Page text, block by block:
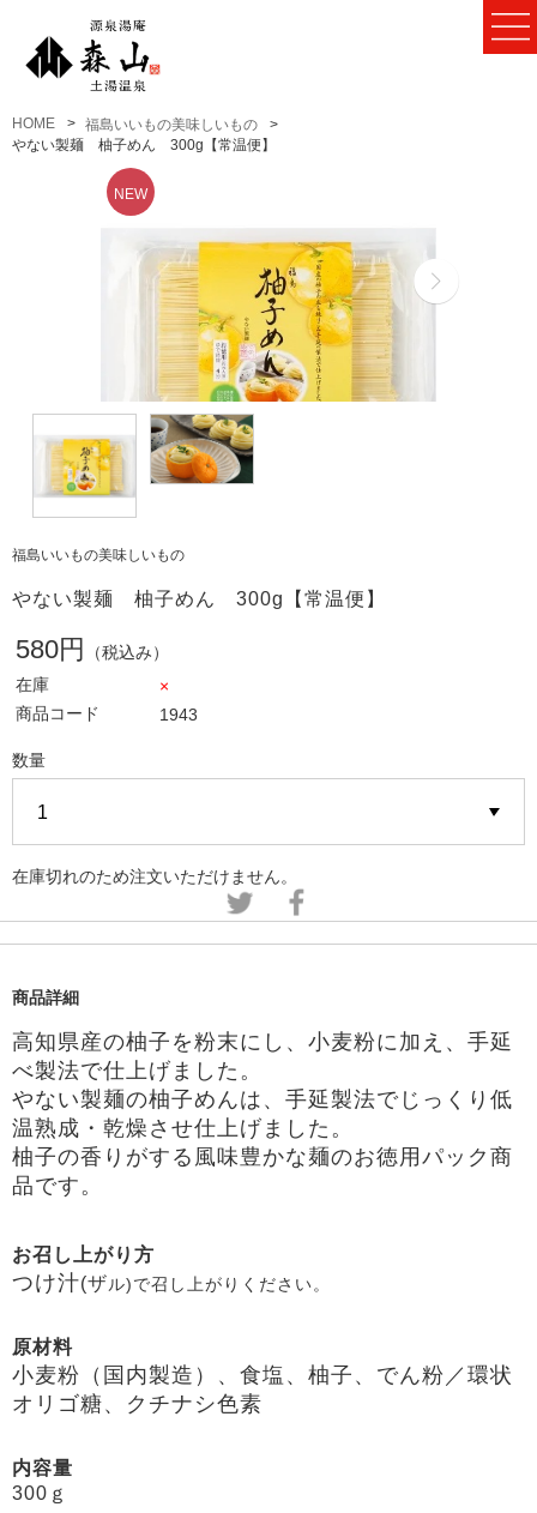
HOME
福島いいもの美味しいもの
やない製麺 柚子めん 300g【常温便】
福島いいもの美味しいもの
やない製麺 柚子めん 300g【常温便】
580円
（税込み）
在庫
×
商品コード
1943
数量
在庫切れのため注文いただけません。
商品詳細
高知県産の柚子を粉末にし、小麦粉に加え、手延
べ製法で仕上げました 。
やない製麺の柚子めんは、手延製法でじっくり低
温熟成・乾燥させ仕上げました。
柚子の香りがする風味豊かな麺のお徳用パック商
品です。
お召し上がり方
つけ汁(ザル)で召し上がりください。
原材料
小麦粉（国内製造）、食塩、柚子、でん粉／環状
オリゴ糖、クチナシ色素
内容量
300ｇ